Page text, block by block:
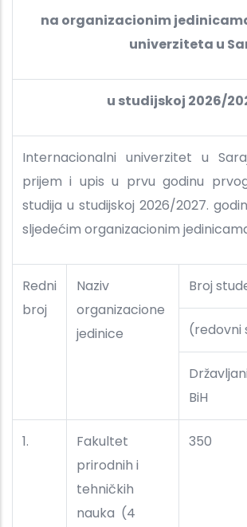
na organizacionim
univerziteta u
u studijskoj 2026/
Internacionalni univerzitet u
prijem i upis u prvu godinu
studija u studijskoj 2026/2027.
sljedećim organizacionim
Redni
broj
Naziv
organizacione
jedinice
Broj
(redovni
Državljani
BiH
1.
Fakultet
prirodnih i
tehničkih
nauka (4
350